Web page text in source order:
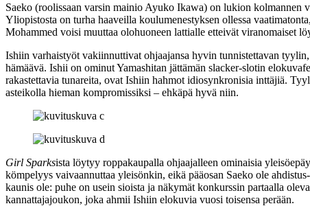
Saeko (roolissaan varsin mainio Ayuko Ikawa) on lukion kolmannen
Yliopistosta on turha haaveilla koulumenestyksen ollessa
Mohammed voisi muuttaa olohuoneen lattialle etteivät viranomaiset
Ishiin varhaistyöt vakiinnuttivat ohjaajansa hyvin tunnistettavan tyylin,
hämäävä. Ishii on ominut Yamashitan jättämän slacker-slotin
rakastettavia tunareita, ovat Ishiin hahmot idiosynkronisia inttäjiä.
asteikolla hieman kompromissiksi – ehkäpä hyvä niin.
Girl Sparksista löytyy roppakaupalla ohjaajalleen ominaisia
kömpelyys vaivaannuttaa yleisönkin, eikä pääosan Saeko ole
kaunis ole: puhe on usein sioista ja näkymät konkurssin partaalla
kannattajajoukon, joka ahmii Ishiin elokuvia vuosi toisensa perään.